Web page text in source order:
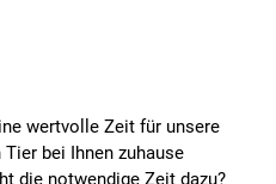
wertvolle Zeit für unsere
bei Ihnen zuhause
die notwendige Zeit dazu?